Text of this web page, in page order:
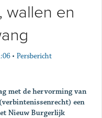
wallen en
• Persbericht
met de hervorming van
een
Nieuw Burgerlijk